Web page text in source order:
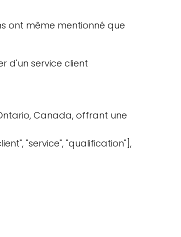
ont même mentionné que
d'un service client
Canada, offrant une
"service", "qualification"],